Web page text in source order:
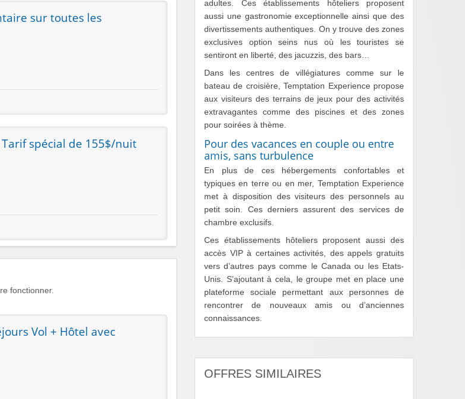
sur toutes les
spécial de 155$/nuit
fonctionner.
Vol + Hôtel avec
adultes. Ces établissements hôteliers proposent
aussi une gastronomie exceptionnelle ainsi que des
divertissements authentiques. On y trouve des zones
exclusives option seins nus où les touristes se
sentiront en liberté, des jacuzzis, des bars…
Dans les centres de villégiatures comme sur le
bateau de croisière, Temptation Experience propose
aux visiteurs des terrains de jeux pour des activités
extravagantes comme des piscines et des zones
pour soirées à thème.
Pour des vacances en couple ou entre
amis, sans turbulence
En plus de ces hébergements confortables et
typiques en terre ou en mer, Temptation Experience
met à disposition des visiteurs des personnels au
petit soin. Ces derniers assurent des services de
chambre exclusifs.
Ces établissements hôteliers proposent aussi des
accès VIP à certaines activités, des appels gratuits
vers d’autres pays comme le Canada ou les Etats-
Unis. S’ajoutant à cela, le groupe met en place une
plateforme sociale permettant aux personnes de
rencontrer de nouveaux amis ou d’anciennes
connaissances.
OFFRES SIMILAIRES